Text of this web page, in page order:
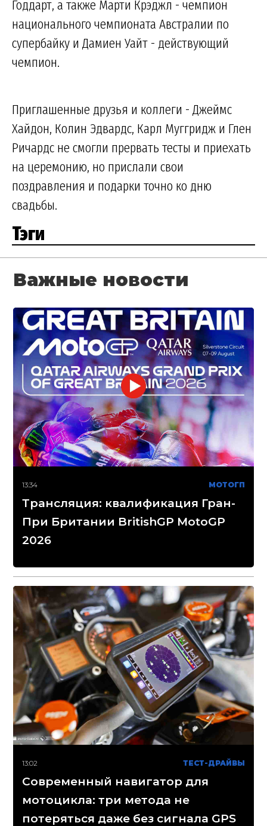
Годдарт, а также Марти Крэджл - чемпион
национального чемпионата Австралии по
супербайку и Дамиен Уайт - действующий
чемпион.
Приглашенные друзья и коллеги - Джеймс
Хайдон, Колин Эдвардс, Карл Муггридж и Глен
Ричардс не смогли прервать тесты и приехать
на церемонию, но прислали свои
поздравления и подарки точно ко дню
свадьбы.
Тэги
Важные новости
13:34 МОТОГП
Трансляция: квалификация Гран-
При Британии BritishGP MotoGP
2026
13:02 ТЕСТ-ДРАЙВЫ
Современный навигатор для
мотоцикла: три метода не
потеряться даже без сигнала GPS